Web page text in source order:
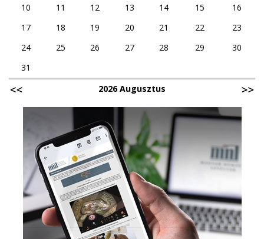
10
11 12 13 14 15
16
17
18 19 20 21 22
23
24
25 26 27 28 29
30
31
2026 Augusztus